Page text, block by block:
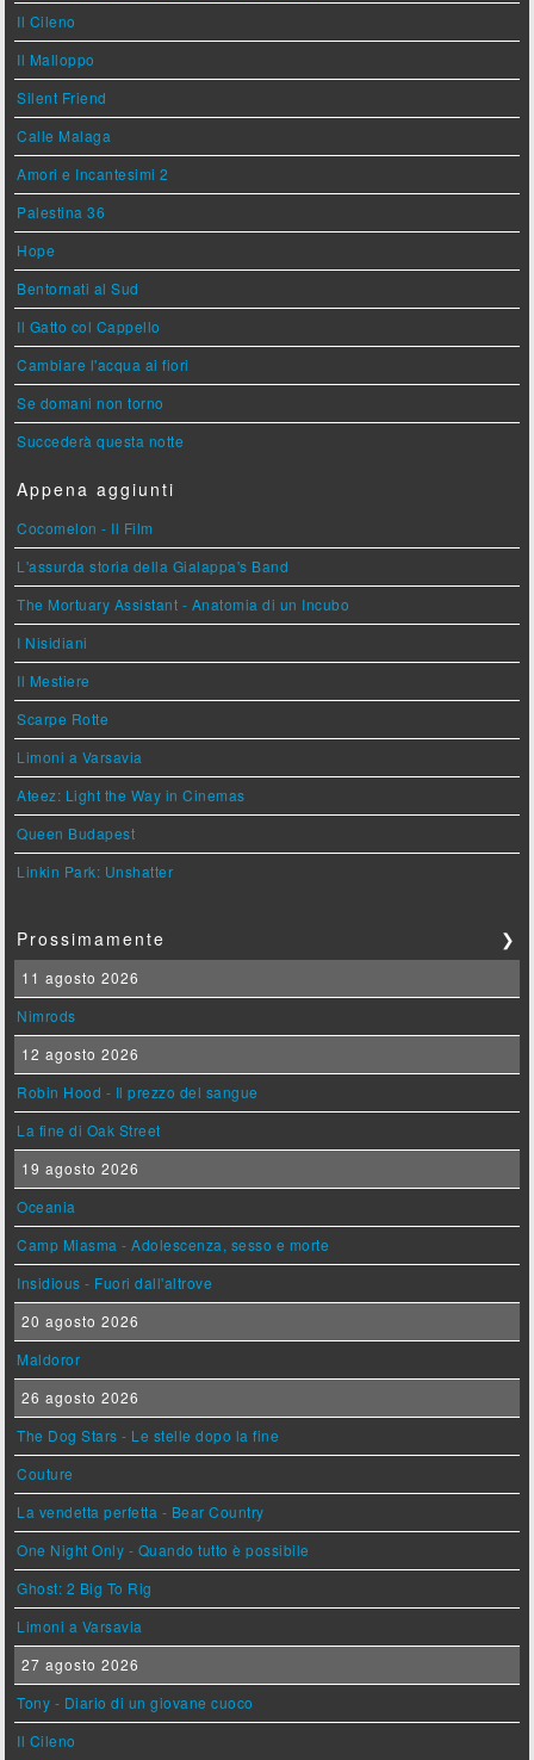
Il Cileno
Il Malloppo
Silent Friend
Calle Malaga
Amori e Incantesimi 2
Palestina 36
Hope
Bentornati al Sud
Il Gatto col Cappello
Cambiare l'acqua ai fiori
Se domani non torno
Succederà questa notte
Appena aggiunti
Cocomelon - Il Film
L'assurda storia della Gialappa's Band
The Mortuary Assistant - Anatomia di un Incubo
I Nisidiani
Il Mestiere
Scarpe Rotte
Limoni a Varsavia
Ateez: Light the Way in Cinemas
Queen Budapest
Linkin Park: Unshatter
Prossimamente ❯
11 agosto 2026
Nimrods
12 agosto 2026
Robin Hood - Il prezzo del sangue
La fine di Oak Street
19 agosto 2026
Oceania
Camp Miasma - Adolescenza, sesso e morte
Insidious - Fuori dall'altrove
20 agosto 2026
Maldoror
26 agosto 2026
The Dog Stars - Le stelle dopo la fine
Couture
La vendetta perfetta - Bear Country
One Night Only - Quando tutto è possibile
Ghost: 2 Big To Rig
Limoni a Varsavia
27 agosto 2026
Tony - Diario di un giovane cuoco
Il Cileno